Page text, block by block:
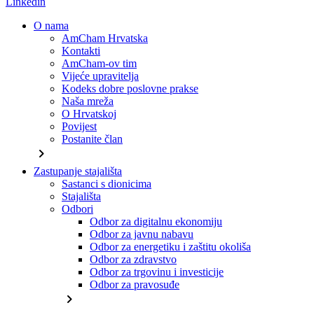
O nama
AmCham Hrvatska
Kontakti
AmCham-ov tim
Vijeće upravitelja
Kodeks dobre poslovne prakse
Naša mreža
O Hrvatskoj
Povijest
Postanite član
chevron_right
Zastupanje stajališta
Sastanci s dionicima
Stajališta
Odbori
Odbor za digitalnu ekonomiju
Odbor za javnu nabavu
Odbor za energetiku i zaštitu okoliša
Odbor za zdravstvo
Odbor za trgovinu i investicije
Odbor za pravosuđe
chevron_right